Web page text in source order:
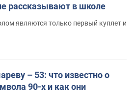
рассказывают в школе
являются только первый куплет и
– 53: что известно о
90-х и как они